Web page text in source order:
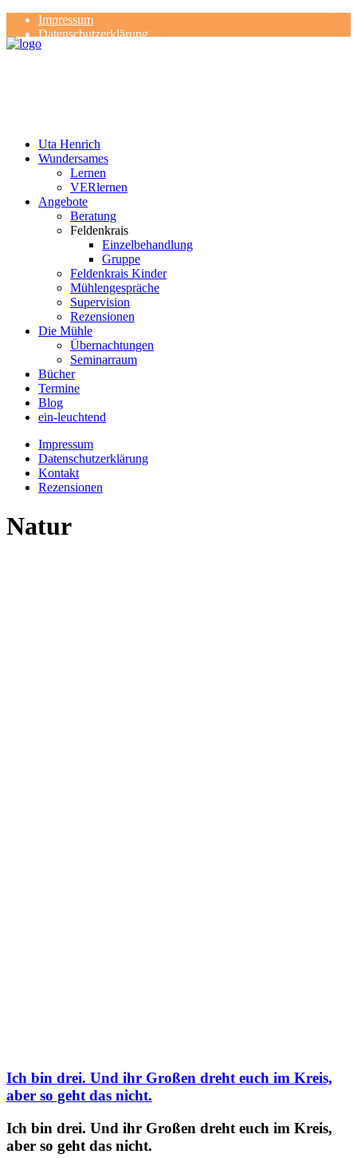
Impressum
Datenschutzerklärung
Kontakt
Uta Henrich
Wundersames
Lernen
VERlernen
Angebote
Beratung
Feldenkrais
Einzelbehandlung
Gruppe
Feldenkrais Kinder
Mühlengespräche
Supervision
Rezensionen
Die Mühle
Übernachtungen
Seminarraum
Bücher
Termine
Blog
ein-leuchtend
Impressum
Datenschutzerklärung
Kontakt
Rezensionen
Natur
Ich bin drei. Und ihr Großen dreht euch im Kreis,
aber so geht das nicht.
Ich bin drei. Und ihr Großen dreht euch im Kreis,
aber so geht das nicht.